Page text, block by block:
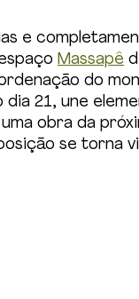
e
Massapê
do
21, une
obra da
se torna